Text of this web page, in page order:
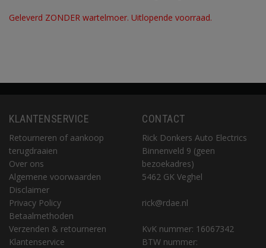
Geleverd ZONDER wartelmoer. Uitlopende voorraad.
KLANTENSERVICE
Retourneren of aankoop
terugdraaien
Over ons
Algemene voorwaarden
Disclaimer
Privacy Policy
Betaalmethoden
Verzenden & retourneren
Klantenservice
CONTACT
Rick Donkers Auto Electrics
Binnenveld 9 (geen
bezoekadres)
5462 GK Veghel
rick@rdae.nl
KvK nummer: 16067342
BTW nummer: